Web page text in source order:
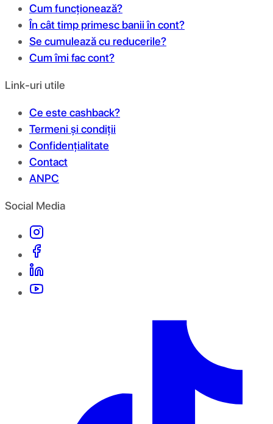
Cum funcționează?
În cât timp primesc banii în cont?
Se cumulează cu reducerile?
Cum îmi fac cont?
Link-uri utile
Ce este cashback?
Termeni și condiții
Confidențialitate
Contact
ANPC
Social Media